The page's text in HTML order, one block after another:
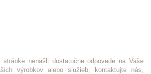
nenašli dostatočne odpovede na Vaše
výrobkov alebo služieb, kontaktujte nás,